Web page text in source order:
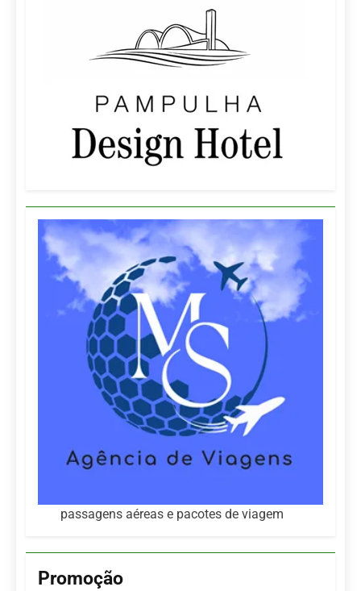
passagens aéreas e pacotes de viagem
Promoção